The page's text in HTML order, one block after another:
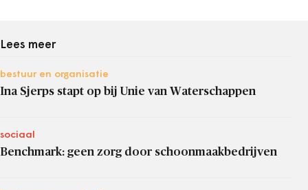
Lees meer
bestuur en organisatie
Ina Sjerps stapt op bij Unie van Waterschappen
sociaal
Benchmark: geen zorg door schoonmaakbedrijven